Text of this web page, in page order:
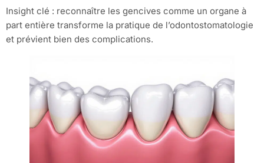
Insight clé : reconnaître les gencives comme un organe à
part entière transforme la pratique de l’odontostomatologie
et prévient bien des complications.